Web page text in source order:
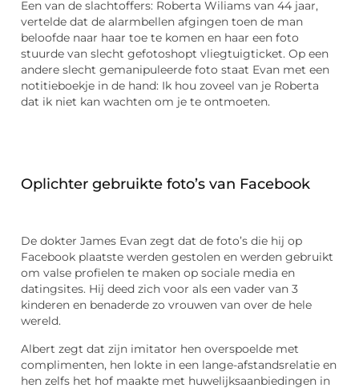
Een van de slachtoffers: Roberta Wiliams van 44 jaar,
vertelde dat de alarmbellen afgingen toen de man
beloofde naar haar toe te komen en haar een foto
stuurde van slecht gefotoshopt vliegtuigticket. Op een
andere slecht gemanipuleerde foto staat Evan met een
notitieboekje in de hand: Ik hou zoveel van je Roberta
dat ik niet kan wachten om je te ontmoeten.
Oplichter gebruikte foto’s van Facebook
De dokter James Evan zegt dat de foto’s die hij op
Facebook plaatste werden gestolen en werden gebruikt
om valse profielen te maken op sociale media en
datingsites. Hij deed zich voor als een vader van 3
kinderen en benaderde zo vrouwen van over de hele
wereld.
Albert zegt dat zijn imitator hen overspoelde met
complimenten, hen lokte in een lange-afstandsrelatie en
hen zelfs het hof maakte met huwelijksaanbiedingen in